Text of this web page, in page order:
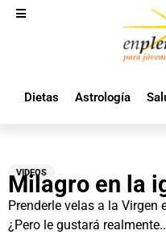
Dietas Astrología
VIDEOS
Milagro en la
Prenderle velas a la
¿Pero le gustará